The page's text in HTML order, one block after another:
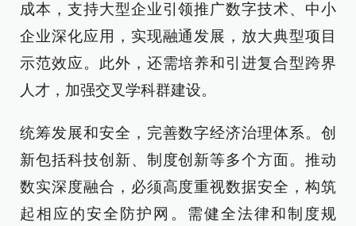
成本，支持大型企业引领推广数字技术、中小
企业深化应用，实现融通发展，放大典型项目
示范效应。此外，还需培养和引进复合型跨界
人才，加强交叉学科群建设。
统筹发展和安全，完善数字经济治理体系。创
新包括科技创新、制度创新等多个方面。推动
数实深度融合，必须高度重视数据安全，构筑
起相应的安全防护网。需健全法律和制度规